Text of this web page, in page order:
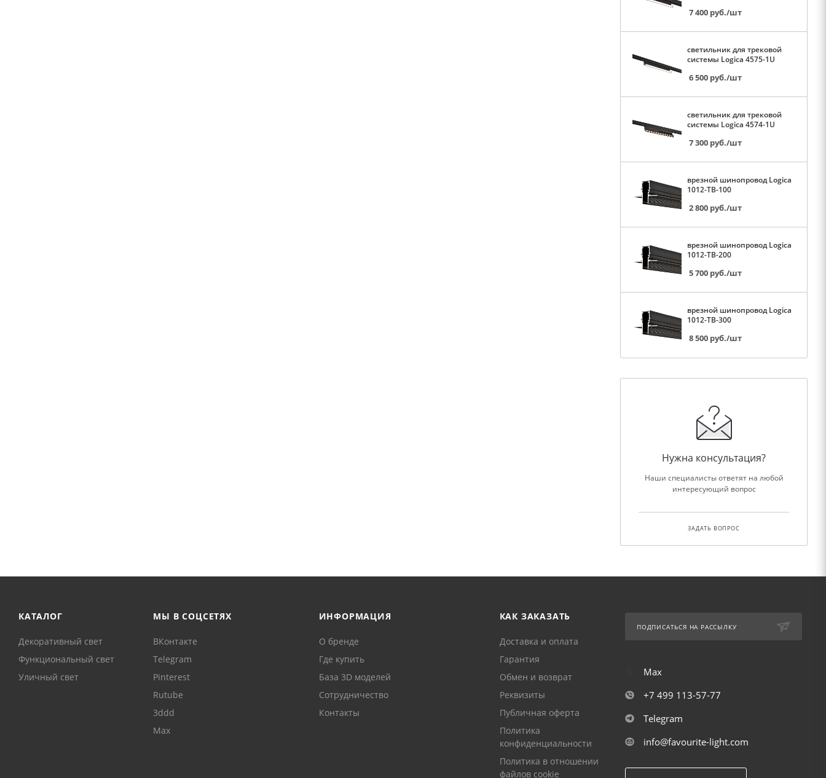
7 400 руб./шт
светильник для трековой
системы Logica 4575-1U
6 500 руб./шт
светильник для трековой
системы Logica 4574-1U
7 300 руб./шт
врезной шинопровод Logica
1012-TB-100
2 800 руб./шт
врезной шинопровод Logica
1012-TB-200
5 700 руб./шт
врезной шинопровод Logica
1012-TB-300
8 500 руб./шт
Нужна консультация?
Наши специалисты ответят на любой
интересующий вопрос
ЗАДАТЬ ВОПРОС
КАТАЛОГ
Декоративный свет
Функциональный свет
Уличный свет
МЫ В СОЦСЕТЯХ
ВКонтакте
Telegram
Pinterest
Rutube
3ddd
Max
ИНФОРМАЦИЯ
О бренде
Где купить
База 3D моделей
Сотрудничество
Контакты
КАК ЗАКАЗАТЬ
Доставка и оплата
Гарантия
Обмен и возврат
Реквизиты
Публичная оферта
Политика
конфиденциальности
Политика в отношении
файлов cookie
ПОДПИСАТЬСЯ НА РАССЫЛКУ
Max
+7 499 113-57-77
Telegram
info@favourite-light.com